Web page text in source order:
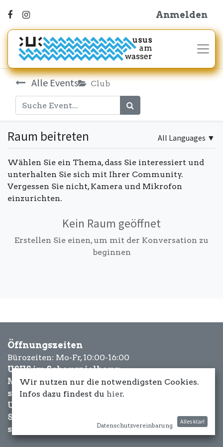
Anmelden
Alle Events Club
Raum beitreten All Languages ▼
Wählen Sie ein Thema, dass Sie interessiert und
unterhalten Sie sich mit Ihrer Community.
Vergessen Sie nicht, Kamera und Mikrofon
einzurichten.
Kein Raum geöffnet
Erstellen Sie einen, um mit der Konversation zu
beginnen
Öffnungszeiten
Bürozeiten: Mo-Fr, 10:00-16:00
USUS im Schauspielhaus:
Mittwoch bis Samstag: ab 18 Uhr
sowie Eventbezogen.
USUS am Wasser:
Schönwetter-
sowie Eventbezogen.
Wir nutzen nur die notwendigsten Cookies.
Infos dazu findest du hier.
Datenschutzvereinbarung
Alles klar!